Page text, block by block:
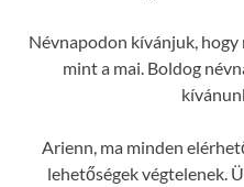
Névnapodon kívánjuk, hogy
mint a mai. Boldog
Arienn, ma minden
lehetőségek végtelenek.